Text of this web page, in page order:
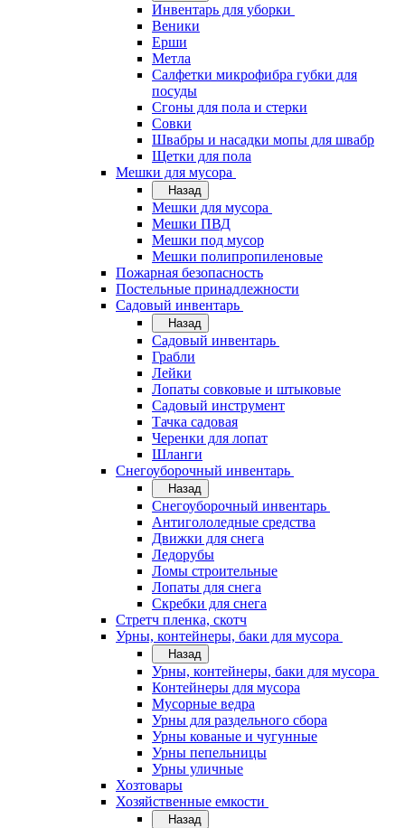
Инвентарь для уборки
Веники
Ерши
Метла
Салфетки микрофибра губки для
посуды
Сгоны для пола и стерки
Совки
Швабры и насадки мопы для швабр
Щетки для пола
Мешки для мусора
Назад
Мешки для мусора
Мешки ПВД
Мешки под мусор
Мешки полипропиленовые
Пожарная безопасность
Постельные принадлежности
Садовый инвентарь
Назад
Садовый инвентарь
Грабли
Лейки
Лопаты совковые и штыковые
Садовый инструмент
Тачка садовая
Черенки для лопат
Шланги
Снегоуборочный инвентарь
Назад
Снегоуборочный инвентарь
Антигололедные средства
Движки для снега
Ледорубы
Ломы строительные
Лопаты для снега
Скребки для снега
Стретч пленка, скотч
Урны, контейнеры, баки для мусора
Назад
Урны, контейнеры, баки для мусора
Контейнеры для мусора
Мусорные ведра
Урны для раздельного сбора
Урны кованые и чугунные
Урны пепельницы
Урны уличные
Хозтовары
Хозяйственные емкости
Назад